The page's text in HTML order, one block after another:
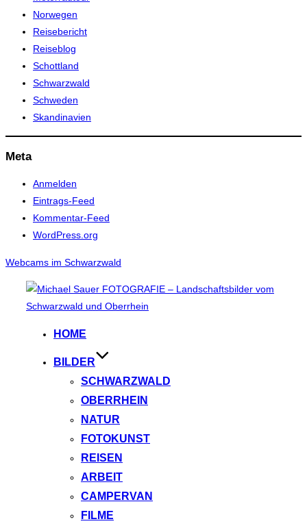
Norwegen
Reisebericht
Reiseblog
Schottland
Schwarzwald
Schweden
Skandinavien
Meta
Anmelden
Eintrags-Feed
Kommentar-Feed
WordPress.org
Webcams im Schwarzwald
Inhalt
HOME
BILDER
SCHWARZWALD
OBERRHEIN
NATUR
FOTOKUNST
REISEN
ARBEIT
CAMPERVAN
FILME